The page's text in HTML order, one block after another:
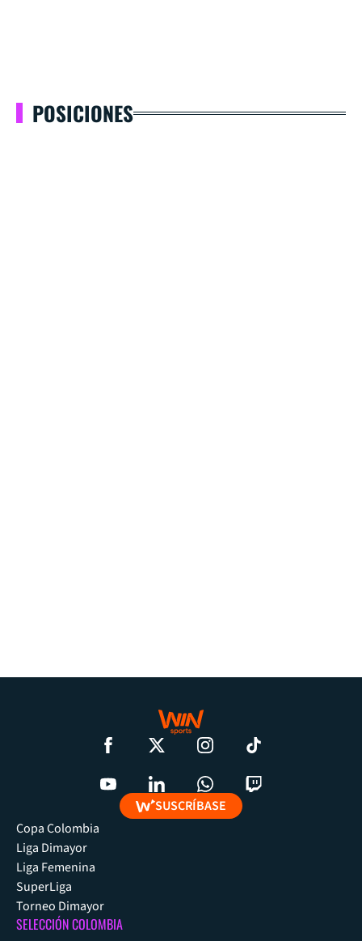
POSICIONES
SUSCRÍBASE
Copa Colombia
Liga Dimayor
Liga Femenina
SuperLiga
Torneo Dimayor
SELECCIÓN COLOMBIA